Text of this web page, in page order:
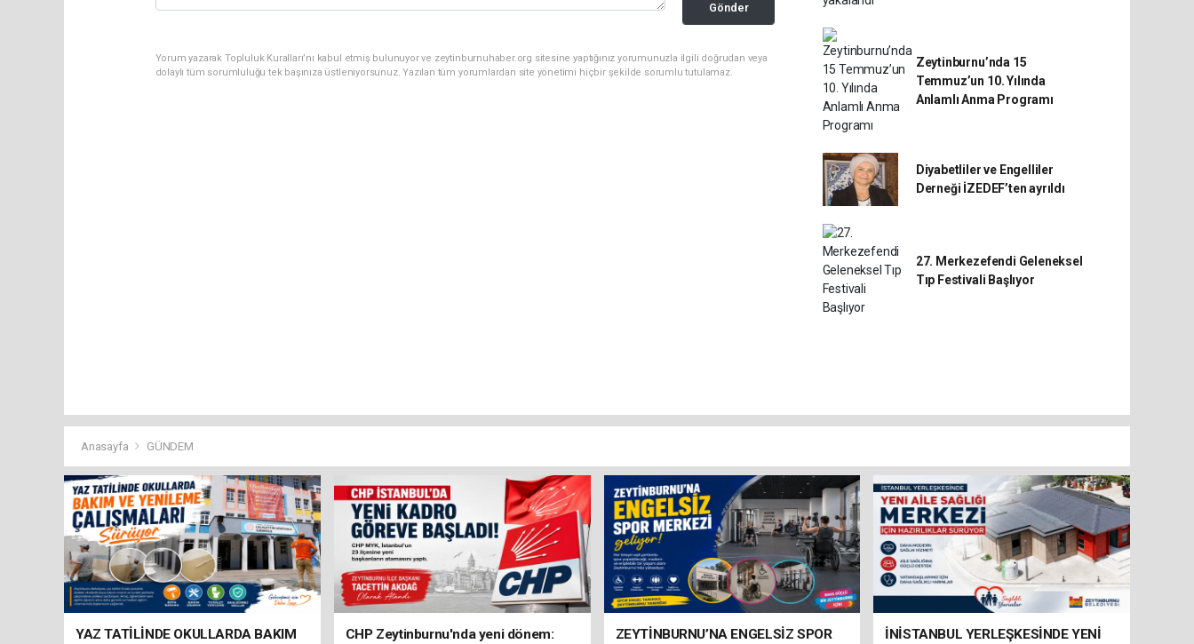
Gönder
Yorum yazarak Topluluk Kuralları’nı kabul etmiş bulunuyor ve zeytinburnuhaber.org sitesine yaptığınız yorumunuzla ilgili doğrudan veya
dolaylı tüm sorumluluğu tek başınıza üstleniyorsunuz. Yazılan tüm yorumlardan site yönetimi hiçbir şekilde sorumlu tutulamaz.
Zeytinburnu’nda 15
Temmuz’un 10. Yılında
Anlamlı Anma Programı
Diyabetliler ve Engelliler
Derneği İZEDEF’ten ayrıldı
27. Merkezefendi Geleneksel
Tıp Festivali Başlıyor
Anasayfa GÜNDEM
YAZ TATİLİNDE OKULLARDA BAKIM
CHP Zeytinburnu'nda yeni dönem:
ZEYTİNBURNU’NA ENGELSİZ SPOR
İNİSTANBUL YERLEŞKESİNDE YENİ